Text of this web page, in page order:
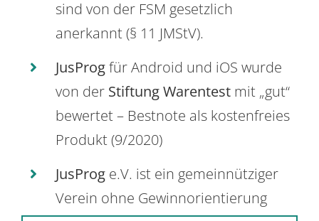
sind von der FSM gesetzlich
anerkannt (§ 11 JMStV).
JusProgfür Android und iOS wurde
von der Stiftung Warentest mit „gut“
bewertet – Bestnote als kostenfreies
Produkt (9/2020)
JusProg e.V. ist ein gemeinnütziger
Verein ohne Gewinnorientierung